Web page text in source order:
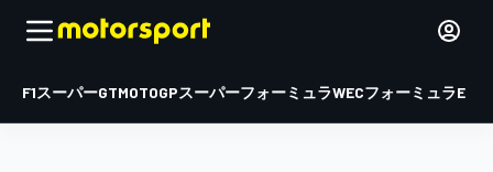
F1スーパーGTMOTOGPスーパーフォーミュラWECフォーミュラE